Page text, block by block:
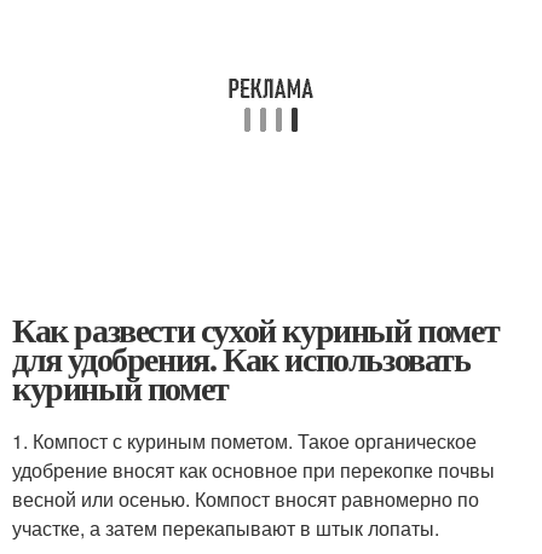
Как развести сухой куриный помет
для удобрения. Как использовать
куриный помет
1. Компост с куриным пометом. Такое органическое
удобрение вносят как основное при перекопке почвы
весной или осенью. Компост вносят равномерно по
участке, а затем перекапывают в штык лопаты.